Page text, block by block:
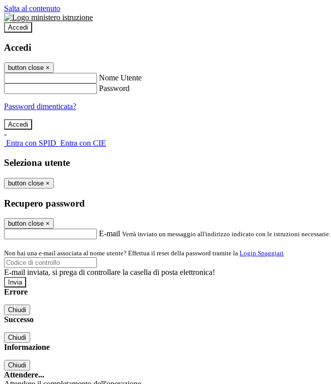
Salta al contenuto
Accedi
Accedi
button close ×
Nome Utente
Password
Password dimenticata?
-
Entra con SPID Entra con CIE
Seleziona utente
button close ×
Recupero password
button close ×
E-mail Verrà inviato un messaggio all'indirizzo indicato con le istruzioni necessarie.
Non hai una e-mail associata al nome utente? Effettua il reset della password tramite la Login Spaggiari
E-mail inviata, si prega di controllare la casella di posta elettronica!
Errore
Chiudi
Successo
Chiudi
Informazione
Chiudi
Attendere...